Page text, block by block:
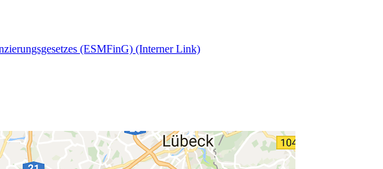
(ESMFinG) (Interner Link)